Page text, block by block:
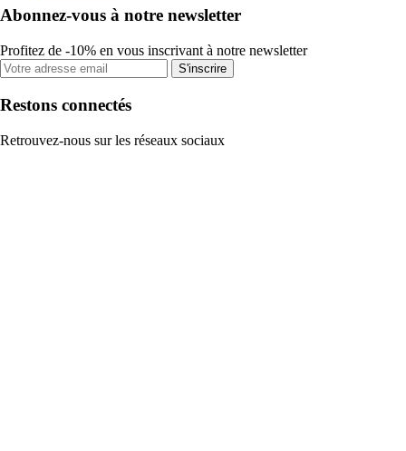
Abonnez-vous à notre newsletter
Profitez de -10% en vous inscrivant à notre newsletter
S'inscrire
Restons connectés
Retrouvez-nous sur les réseaux sociaux